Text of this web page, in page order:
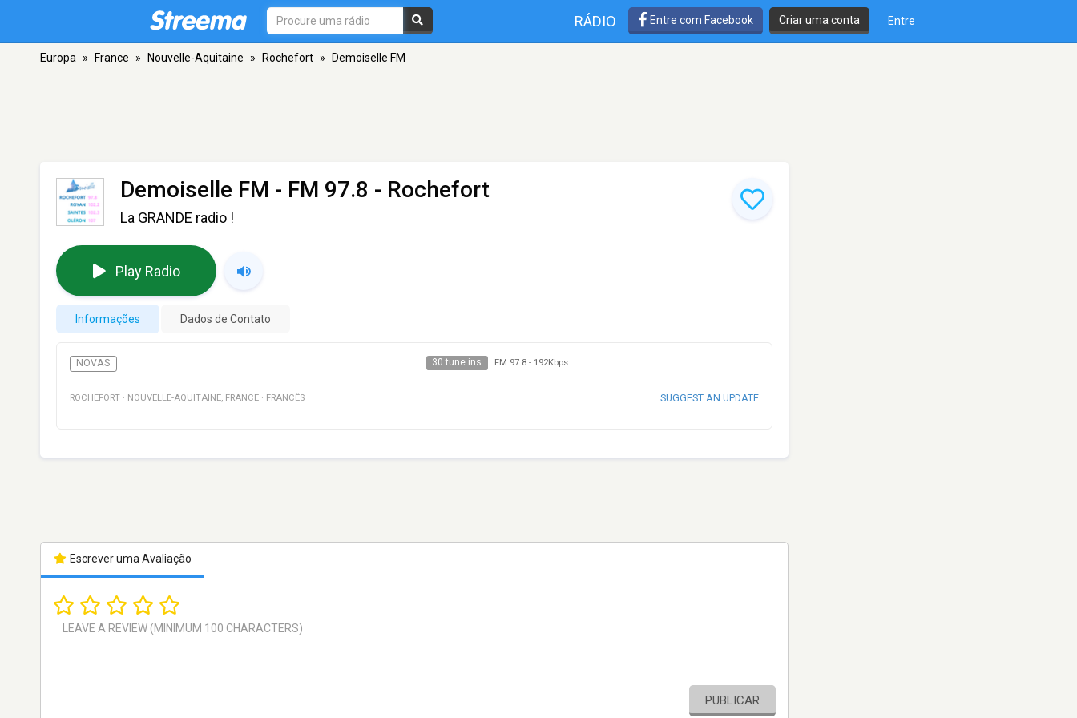
RÁDIO Entre com Facebook Criar uma conta Entre
Europa » France » Nouvelle-Aquitaine » Rochefort » Demoiselle FM
Demoiselle FM - FM 97.8 - Rochefort
La GRANDE radio !
Play Radio
Informações Dados de Contato
NOVAS 30 tune ins FM 97.8- 192Kbps
ROCHEFORT · NOUVELLE-AQUITAINE, FRANCE · FRANCÊS SUGGEST AN UPDATE
Escrever uma Avaliação
PUBLICAR